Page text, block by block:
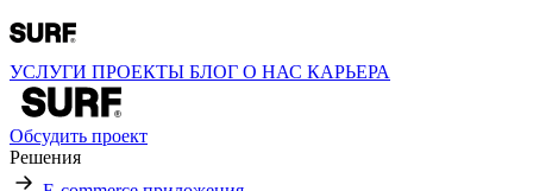
УСЛУГИ ПРОЕКТЫ БЛОГ О НАС КАРЬЕРА
Обсудить проект
Решения